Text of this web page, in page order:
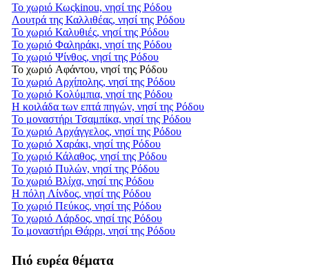
Το χωριό Κωςkinou, νησί της Ρόδου
Λουτρά της Καλλιθέας, νησί της Ρόδου
Το χωριό Καλυθιές, νησί της Ρόδου
Το χωριό Φαληράκι, νησί της Ρόδου
Το χωριό Ψίνθος, νησί της Ρόδου
Το χωριό Αφάντου, νησί της Ρόδου
Το χωριό Αρχίπολης, νησί της Ρόδου
Το χωριό Κολύμπια, νησί της Ρόδου
Η κοιλάδα των επτά πηγών, νησί της Ρόδου
Το μοναστήρι Τσαμπίκα, νησί της Ρόδου
Το χωριό Αρχάγγελος, νησί της Ρόδου
Το χωριό Χαράκι, νησί της Ρόδου
Το χωριό Κάλαθος, νησί της Ρόδου
Το χωριό Πυλών, νησί της Ρόδου
Το χωριό Βλίχα, νησί της Ρόδου
Η πόλη Λίνδος, νησί της Ρόδου
Το χωριό Πεύκος, νησί της Ρόδου
Το χωριό Λάρδος, νησί της Ρόδου
Το μοναστήρι Θάρρι, νησί της Ρόδου
Πιό ευρέα θέματα